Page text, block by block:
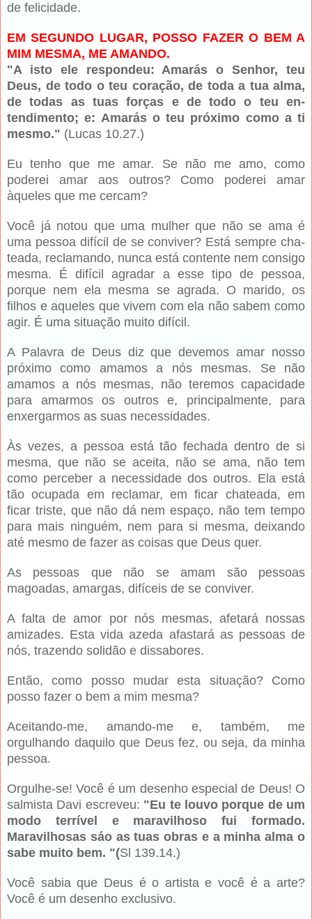
de felicidade.
EM SEGUNDO LUGAR, POSSO FAZER O BEM A
MIM MESMA, ME AMANDO.
"A isto ele respondeu: Amarás o Senhor, teu
Deus, de todo o teu co­ração, de toda a tua alma,
de todas as tuas forças e de todo o teu en­
tendimento; e: Amarás o teu próxi­mo como a ti
mesmo." (Lucas 10.27.)
Eu tenho que me amar. Se não me amo, como
poderei amar aos outros? Como poderei amar
àqueles que me cercam?
Você já notou que uma mulher que não se ama é
uma pessoa difí­cil de se conviver? Está sempre cha­
teada, reclamando, nunca está con­tente nem consigo
mesma. É difícil agradar a esse tipo de pessoa,
porque nem ela mesma se agrada. O marido, os
filhos e aqueles que vi­vem com ela não sabem como
agir. É uma situação muito difícil.
A Palavra de Deus diz que deve­mos amar nosso
próximo como ama­mos a nós mesmas. Se não
amamos a nós mesmas, não teremos capaci­dade
para amarmos os outros e, prin­cipalmente, para
enxergarmos as suas necessidades.
Às vezes, a pessoa está tão fe­chada dentro de si
mesma, que não se aceita, não se ama, não tem
como perceber a necessidade dos outros. Ela está
tão ocupada em reclamar, em ficar chateada, em
ficar triste, que não dá nem espaço, não tem tempo
para mais ninguém, nem para si mesma, deixando
até mesmo de fazer as coisas que Deus quer.
As pessoas que não se amam são pessoas
magoadas, amargas, difí­ceis de se conviver.
A falta de amor por nós mesmas, afetará nossas
amizades. Esta vida azeda afastará as pessoas de
nós, trazendo solidão e dissabores.
Então, como posso mudar esta situação? Como
posso fazer o bem a mim mesma?
Aceitando-me, amando-me e, tam­bém, me
orgulhando daquilo que Deus fez, ou seja, da minha
pessoa.
Orgulhe-se! Você é um desenho especial de Deus! O
salmista Davi escreveu: "Eu te louvo porque de um
modo terrível e maravilhoso fui for­mado.
Maravilhosas sáo as tuas obras e a minha alma o
sabe muito bem. "(Sl 139.14.)
Você sabia que Deus é o artista e você é a arte?
Você é um desenho exclusivo.